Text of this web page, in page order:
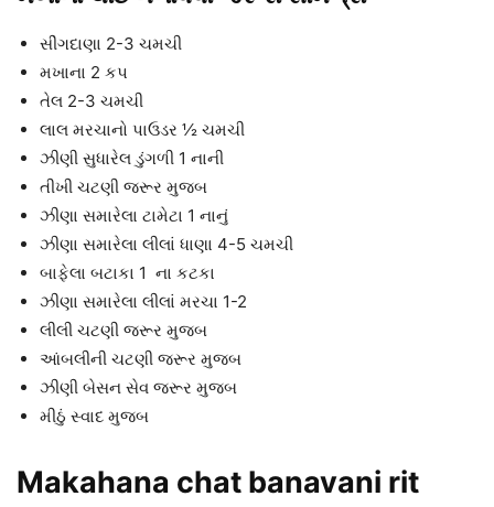
સીંગદાણા 2-3 ચમચી
મખાના 2 કપ
તેલ 2-3 ચમચી
લાલ મરચાનો પાઉડર ½ ચમચી
ઝીણી સુધારેલ ડુંગળી 1 નાની
તીખી ચટણી જરૂર મુજબ
ઝીણા સમારેલા ટામેટા 1 નાનું
ઝીણા સમારેલા લીલાં ધાણા 4-5 ચમચી
બાફેલા બટાકા 1 ના કટકા
ઝીણા સમારેલા લીલાં મરચા 1-2
લીલી ચટણી જરૂર મુજબ
આંબલીની ચટણી જરૂર મુજબ
ઝીણી બેસન સેવ જરૂર મુજબ
મીઠું સ્વાદ મુજબ
Makahana chat banavani rit